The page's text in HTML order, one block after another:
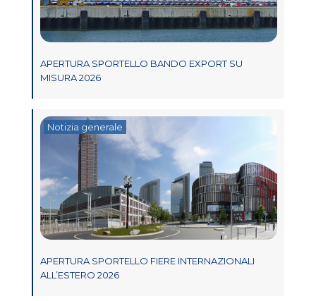
APERTURA SPORTELLO BANDO EXPORT SU
MISURA 2026
Notizia generale
APERTURA SPORTELLO FIERE INTERNAZIONALI
ALL’ESTERO 2026